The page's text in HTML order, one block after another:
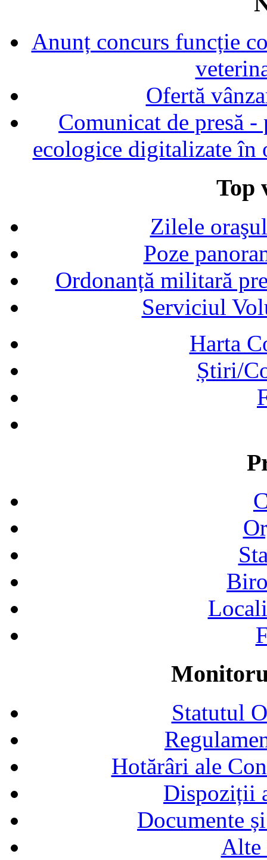
Anunț concurs funcție
Ofertă
Comunicat de presă
ecologice digitalizate în
Top
Zilele
Poze
Ordonanță militară
Serviciul
Harta
Știri/
Statutul
Hotărâri ale
Dispoziții
Documente
Alte